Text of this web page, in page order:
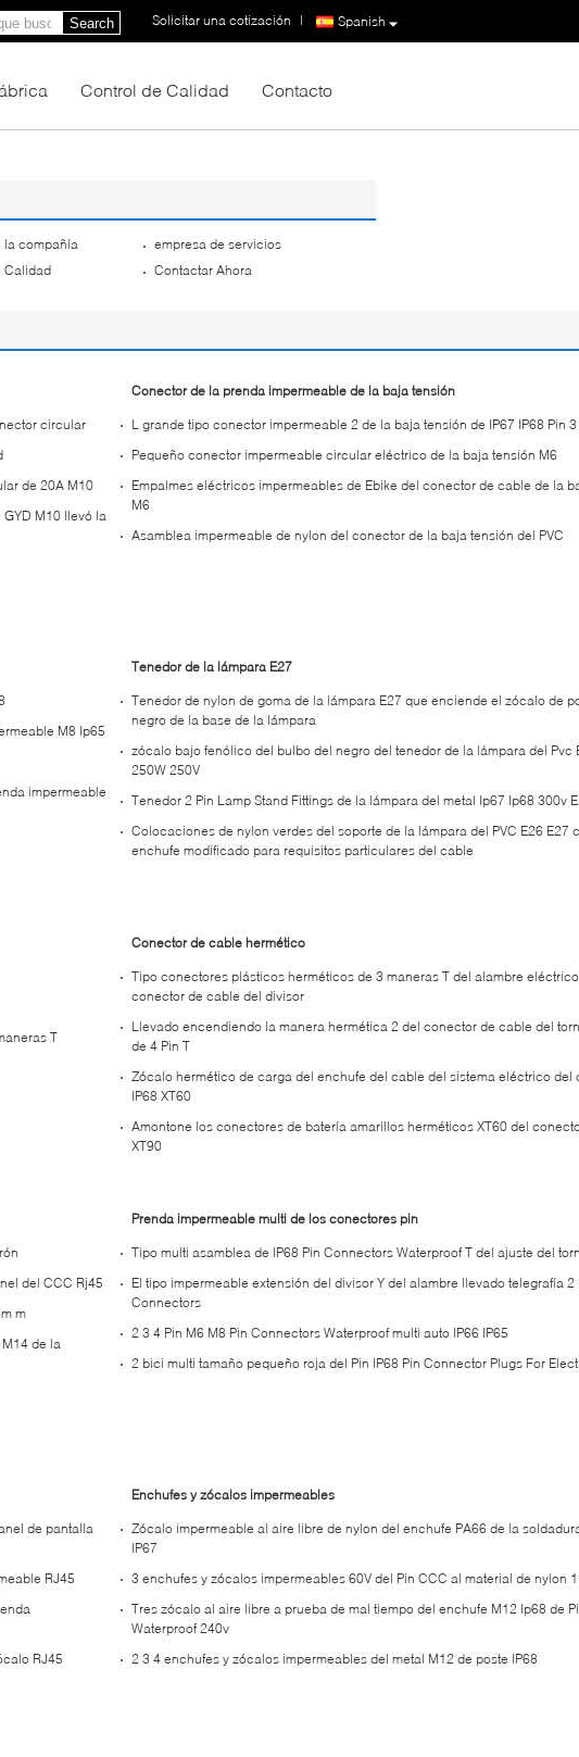
Spanish
Solicitar una cotización |
Search
Control de Calidad Contacto
la compañía
empresa de servicios
Calidad Contactar Ahora
circular
de 20A M10
M10 llevó la
Conector de la prenda impermeable de la baja tensión
L grande tipo conector impermeable 2 de la baja tensión de IP67 IP68 Pin
Pequeño conector impermeable circular eléctrico de la baja tensión M6
Empalmes eléctricos impermeables de Ebike del conector de cable de la
M6
Asamblea impermeable de nylon del conector de la baja tensión del PVC
M8 Ip65
impermeable
Tenedor de la lámpara E27
Tenedor de nylon de goma de la lámpara E27 que enciende el zócalo de
negro de la base de la lámpara
zócalo bajo fenólico del bulbo del negro del tenedor de la lámpara del Pvc
250W 250V
Tenedor 2 Pin Lamp Stand Fittings de la lámpara del metal Ip67 Ip68 300v
Colocaciones de nylon verdes del soporte de la lámpara del PVC E26 E27
enchufe modificado para requisitos particulares del cable
T
Conector de cable hermético
Tipo conectores plásticos herméticos de 3 maneras T del alambre
conector de cable del divisor
Llevado encendiendo la manera hermética 2 del conector de cable del
de 4 Pin T
Zócalo hermético de carga del enchufe del cable del sistema eléctrico del
IP68 XT60
Amontone los conectores de batería amarillos herméticos XT60 del
XT90
del CCC Rj45
m
de la
Prenda impermeable multi de los conectores pin
Tipo multi asamblea de IP68 Pin Connectors Waterproof T del ajuste del
El tipo impermeable extensión del divisor Y del alambre llevado telegrafía 2
Connectors
2 3 4 Pin M6 M8 Pin Connectors Waterproof multi auto IP66 IP65
2 bici multi tamaño pequeño roja del Pin IP68 Pin Connector Plugs For
de pantalla
RJ45
RJ45
Enchufes y zócalos impermeables
Zócalo impermeable al aire libre de nylon del enchufe PA66 de la
IP67
3 enchufes y zócalos impermeables 60V del Pin CCC al material de nylon
Tres zócalo al aire libre a prueba de mal tiempo del enchufe M12 Ip68 de
Waterproof 240v
2 3 4 enchufes y zócalos impermeables del metal M12 de poste IP68